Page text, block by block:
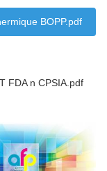
BOPP.pdf
FDA n CPSIA.pdf